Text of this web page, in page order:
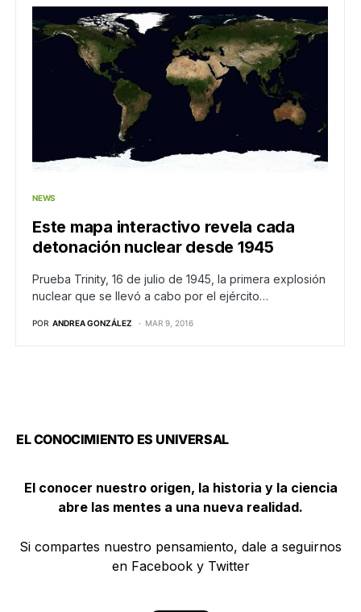
NEWS
Este mapa interactivo revela cada
detonación nuclear desde 1945
Prueba Trinity, 16 de julio de 1945, la primera explosión
nuclear que se llevó a cabo por el ejército…
POR ANDREA GONZÁLEZ MAR 9, 2016
EL CONOCIMIENTO ES UNIVERSAL
El conocer nuestro origen, la historia y la ciencia
abre las mentes a una nueva realidad.
Si compartes nuestro pensamiento, dale a seguirnos
en Facebook y Twitter